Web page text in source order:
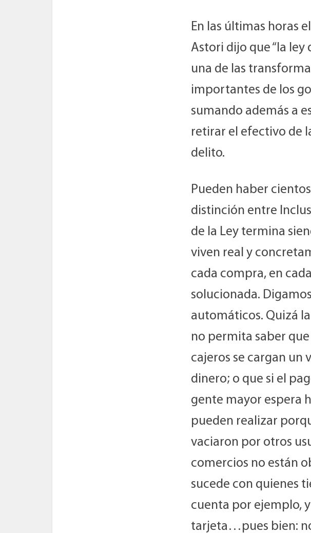
En las últimas horas
Astori dijo que “la
una de las
importantes de los
sumando además a
retirar el efectivo de
delito.
Pueden haber
distinción entre
de la Ley termina
viven real y
cada compra, en
solucionada.
automáticos. Quizá
no permita saber
cajeros se cargan un
dinero; o que si el
gente mayor espera
pueden realizar
vaciaron por otros
comercios no están
sucede con quienes
cuenta por ejemplo,
tarjeta…pues bien: